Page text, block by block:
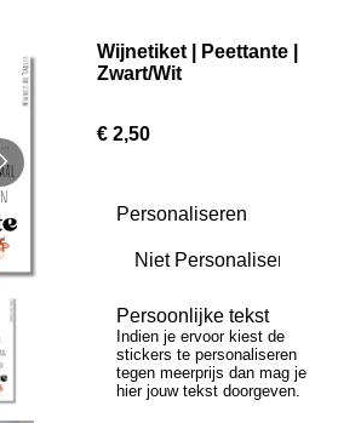
Wijnetiket | Peettante |
Zwart/Wit
€ 2,50
Personaliseren
Persoonlijke tekst
Indien je ervoor kiest de
stickers te personaliseren
tegen meerprijs dan mag je
hier jouw tekst doorgeven.